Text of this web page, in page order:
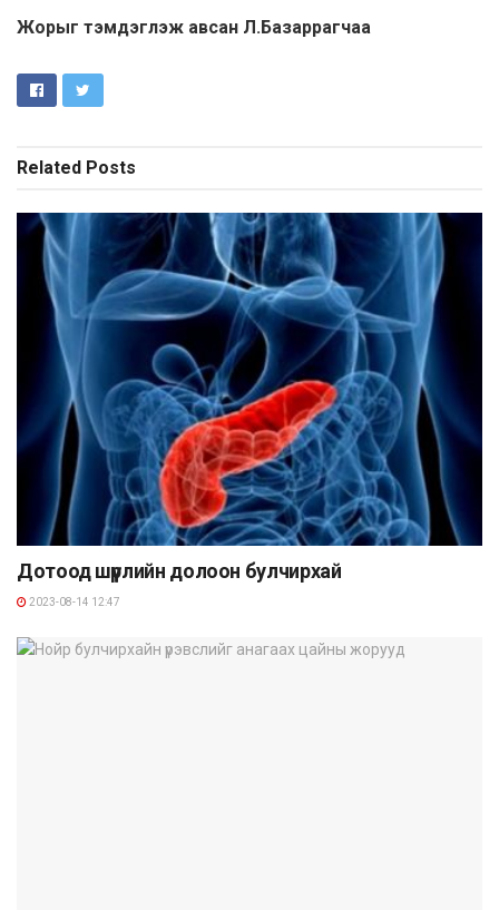
Жорыг тэмдэглэж авсан Л.Базаррагчаа
Related Posts
Дотоод шүүрлийн долоон булчирхай
2023-08-14 12:47